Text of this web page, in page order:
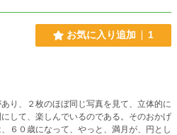
お気に入り追加 1
り、２枚のほぼ同じ写真を見て、立体的に
して、楽しんでいるのである。そのおかげ
６０歳になって、やっと、満月が、円とし